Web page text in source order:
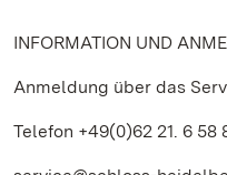
INFORMATION UND
Anmeldung über das
Telefon +49(0)62 21. 6 58